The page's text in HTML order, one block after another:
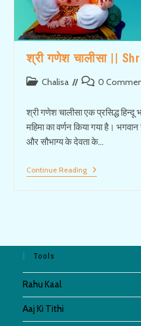
श्री गणेश चालीसा ||
PostChalisa
Post0
श्री गणेश चालीसा एक प्रसिद्ध
महिमा का वर्णन किया गया है। भगवान
और सौभाग्य के देवता के…
Continue Readingश्री
गणेश
चालीसा
Tools
Rahu Kaal
Aaj Ki Tithi